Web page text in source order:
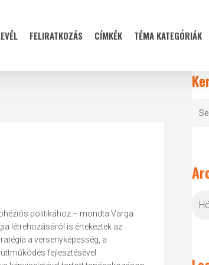
FELIRATKOZÁS CÍMKÉK TÉMA KATEGÓRIÁK
politikához – mondta Varga
létrehozásáról is értekeztek az
a versenyképesség, a
fejlesztésével